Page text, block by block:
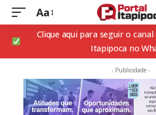
Aa
Clique aqui para seguir o
Itapipoca no
- Publicidade -